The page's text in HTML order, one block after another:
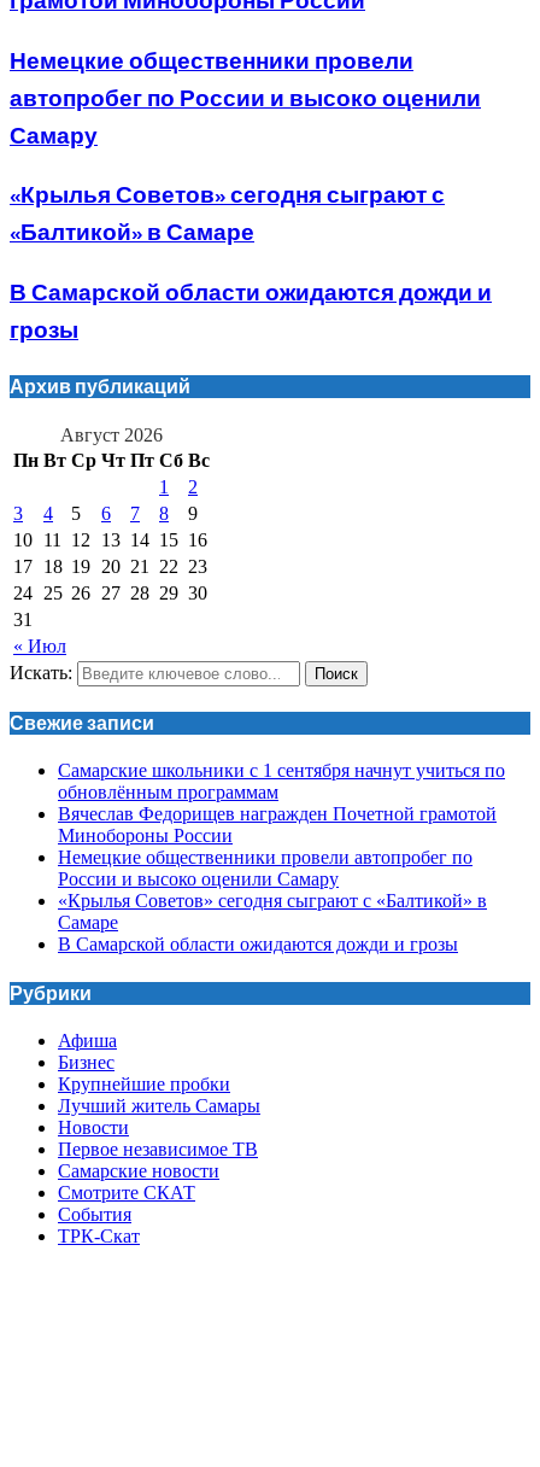
Немецкие общественники провели
автопробег по России и высоко оценили
Самару
«Крылья Советов» сегодня сыграют с
«Балтикой» в Самаре
В Самарской области ожидаются дожди и
грозы
Архив публикаций
Август 2026
Пн Вт Ср Чт Пт Сб Вс
« Июл
1
2
3
4 5 6 7 8
9
10 11 12 13 14 15 16
17 18 19 20 21 22 23
24 25 26 27 28 29 30
31
Искать: Поиск
Свежие записи
Самарские школьники с 1 сентября начнут учиться по
обновлённым программам
Вячеслав Федорищев награжден Почетной грамотой
Минобороны России
Немецкие общественники провели автопробег по
России и высоко оценили Самару
«Крылья Советов» сегодня сыграют с «Балтикой» в
Самаре
В Самарской области ожидаются дожди и грозы
Рубрики
Афиша
Бизнес
Крупнейшие пробки
Лучший житель Самары
Новости
Первое независимое ТВ
Самарские новости
Смотрите СКАТ
События
ТРК-Скат